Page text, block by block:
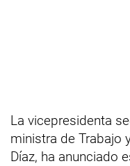
La vicepresidenta
ministra de Trabajo
Díaz, ha anunciado